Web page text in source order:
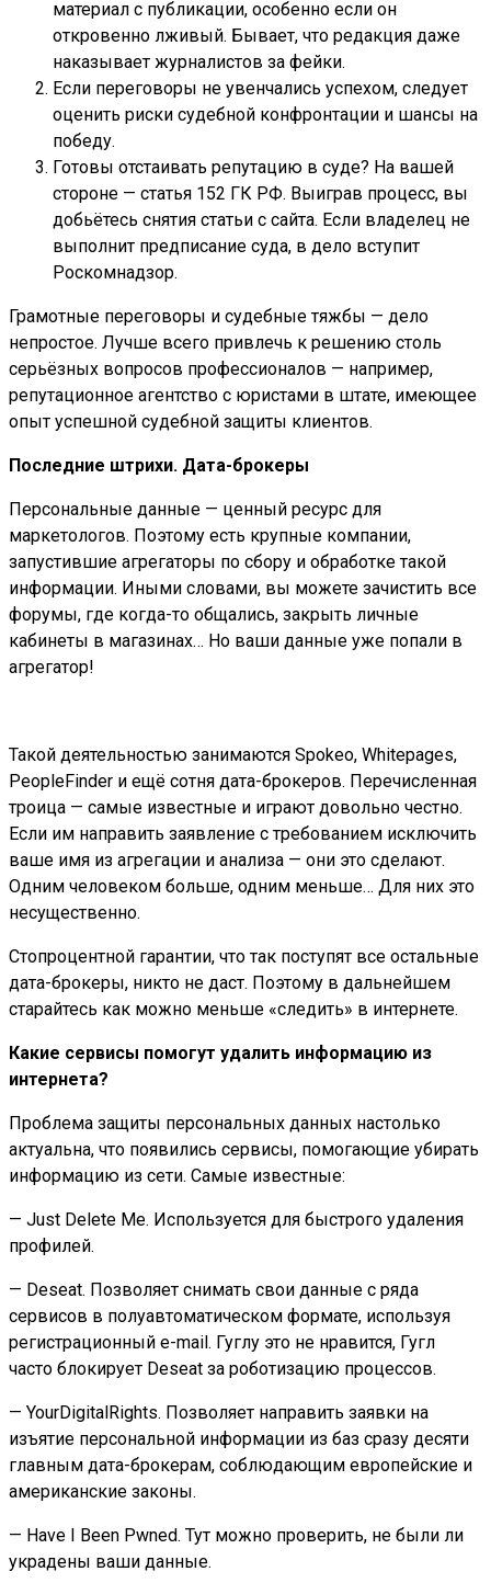
материал с публикации, особенно если он
откровенно лживый. Бывает, что редакция даже
наказывает журналистов за фейки.
Если переговоры не увенчались успехом, следует
оценить риски судебной конфронтации и шансы на
победу.
Готовы отстаивать репутацию в суде? На вашей
стороне — статья 152 ГК РФ. Выиграв процесс, вы
добьётесь снятия статьи с сайта. Если владелец не
выполнит предписание суда, в дело вступит
Роскомнадзор.
Грамотные переговоры и судебные тяжбы — дело
непростое. Лучше всего привлечь к решению столь
серьёзных вопросов профессионалов — например,
репутационное агентство с юристами в штате, имеющее
опыт успешной судебной защиты клиентов.
Последние штрихи. Дата-брокеры
Персональные данные — ценный ресурс для
маркетологов. Поэтому есть крупные компании,
запустившие агрегаторы по сбору и обработке такой
информации. Иными словами, вы можете зачистить все
форумы, где когда-то общались, закрыть личные
кабинеты в магазинах… Но ваши данные уже попали в
агрегатор!
Такой деятельностью занимаются Spokeo, Whitepages,
PeopleFinder и ещё сотня дата-брокеров. Перечисленная
троица — самые известные и играют довольно честно.
Если им направить заявление с требованием исключить
ваше имя из агрегации и анализа — они это сделают.
Одним человеком больше, одним меньше… Для них это
несущественно.
Стопроцентной гарантии, что так поступят все остальные
дата-брокеры, никто не даст. Поэтому в дальнейшем
старайтесь как можно меньше «следить» в интернете.
Какие сервисы помогут удалить информацию из
интернета?
Проблема защиты персональных данных настолько
актуальна, что появились сервисы, помогающие убирать
информацию из сети. Самые известные:
— Just Delete Me. Используется для быстрого удаления
профилей.
— Deseat. Позволяет снимать свои данные с ряда
сервисов в полуавтоматическом формате, используя
регистрационный e-mail. Гуглу это не нравится, Гугл
часто блокирует Deseat за роботизацию процессов.
— YourDigitalRights. Позволяет направить заявки на
изъятие персональной информации из баз сразу десяти
главным дата-брокерам, соблюдающим европейские и
американские законы.
— Have I Been Pwned. Тут можно проверить, не были ли
украдены ваши данные.